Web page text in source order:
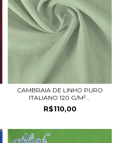
CAMBRAIA DE LINHO PURO
ITALIANO 120 G/M²...
R$110,00